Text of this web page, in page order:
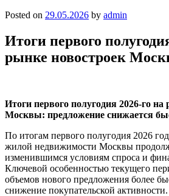
Posted on 29.05.2026 by admin
Итоги первого
рынке новостроек
Итоги первого полугодия 2026-го на
Москвы: предложение снижается
По итогам первого полугодия 2026
жилой недвижимости Москвы
изменившимся условиям спроса и
Ключевой особенностью текущего
объемов нового предложения более
снижение покупательской активности.